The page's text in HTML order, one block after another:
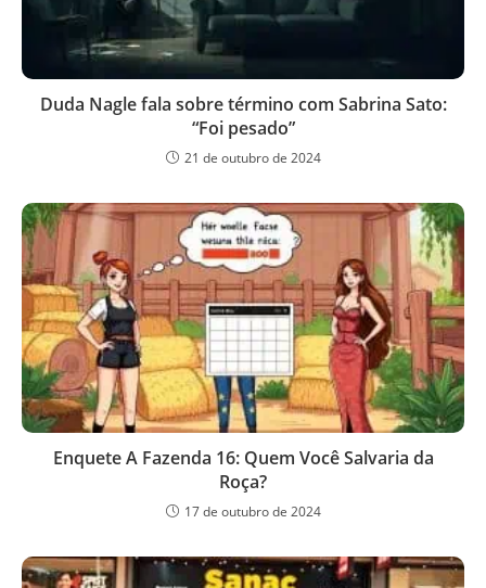
Duda Nagle fala sobre término com Sabrina Sato:
“Foi pesado”
21 de outubro de 2024
Enquete A Fazenda 16: Quem Você Salvaria da
Roça?
17 de outubro de 2024